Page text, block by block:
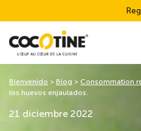
21 diciembre 2022
Bienvenido > Blog > Consommation
los huevos enjaulados.